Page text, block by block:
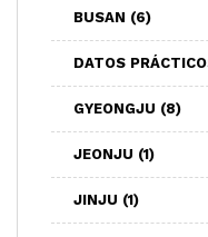
BUSAN (6)
DATOS
GYEONGJU (8)
JEONJU (1)
JINJU (1)